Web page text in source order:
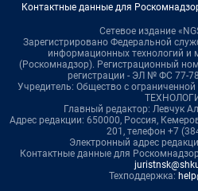
Контактные данные для
Сетевое издание
Зарегистрировано Федеральной
информационных технологий и
(Роскомнадзор). Регистрационный
регистрации - ЭЛ № ФС 77-
Учредитель: Общество с
Главный редактор: Левчук
Адрес редакции: 650000, Россия,
201, телефон +7
Электронный адрес
Контактные данные для
Техподдержка: